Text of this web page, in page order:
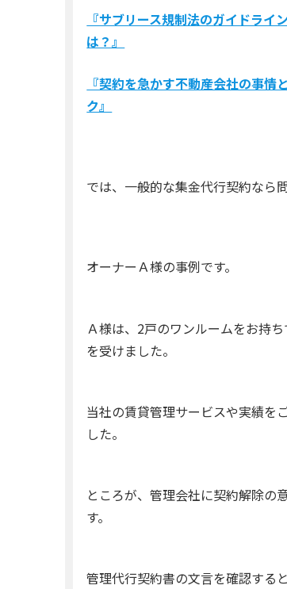
『サブリース規制法のガイドラ
は？』
『契約を急かす不動産会社の事
ク』
では、一般的な集金代行契約なら
オーナーＡ様の事例です。
Ａ様は、2戸のワンルームをお持
を受けました。
当社の賃貸管理サービスや実績を
した。
ところが、管理会社に契約解除の
す。
管理代行契約書の文言を確認する